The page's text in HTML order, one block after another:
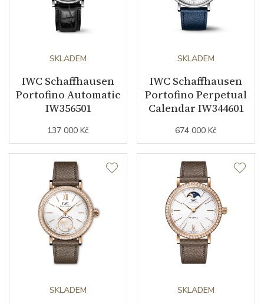
SKLADEM
IWC Schaffhausen
Portofino Automatic
IW356501
137 000 Kč
SKLADEM
IWC Schaffhausen
Portofino Perpetual
Calendar IW344601
674 000 Kč
SKLADEM SKLADEM